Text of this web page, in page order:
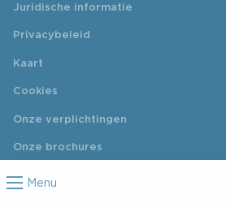
Menu
Juridische informatie
Privacybeleid
Kaart
Cookies
Onze verplichtingen
Onze brochures